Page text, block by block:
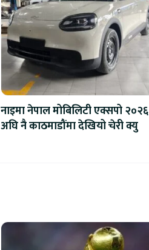
नाइमा नेपाल मोबिलिटी एक्सपो २०२६
अघि नै काठमाडौंमा देखियो चेरी क्यु